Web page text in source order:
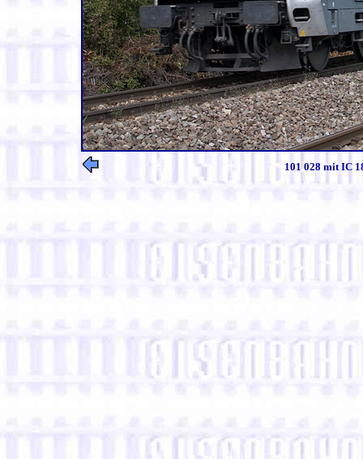
101 028 mit IC